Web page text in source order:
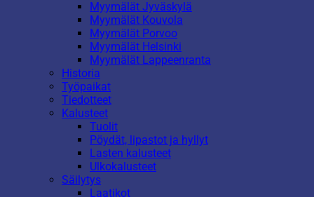
Myymälät Jyväskylä
Myymälät Kouvola
Myymälät Porvoo
Myymälät Helsinki
Myymälät Lappeenranta
Historia
Työpaikat
Tiedotteet
Kalusteet
Tuolit
Pöydät, lipastot ja hyllyt
Lasten kalusteet
Ulkokalusteet
Säilytys
Laatikot